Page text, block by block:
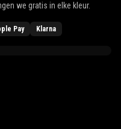
we gratis in elke kleur.
Pay Klarna